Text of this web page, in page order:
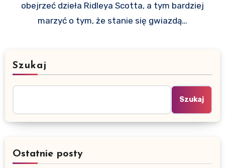
obejrzeć dzieła Ridleya Scotta, a tym bardziej
marzyć o tym, że stanie się gwiazdą…
Szukaj
Szukaj
Ostatnie posty